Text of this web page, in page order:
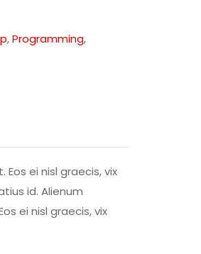
,Programming,
ei nisl graecis, vix
id. Alienum
ei nisl graecis, vix